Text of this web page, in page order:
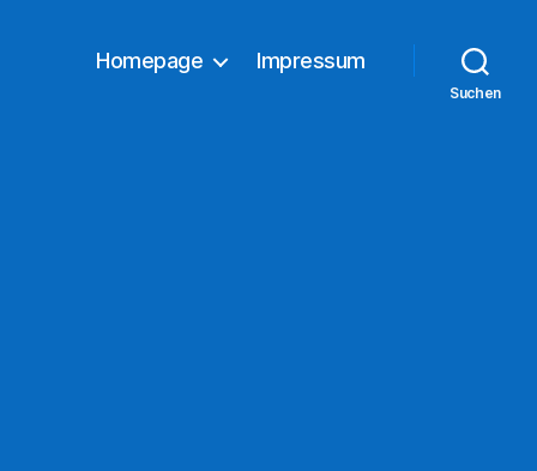
Homepage Impressum
Suchen